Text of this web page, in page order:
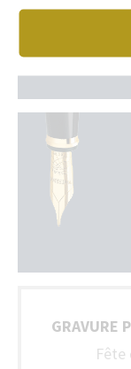
GRAVURE
Fête